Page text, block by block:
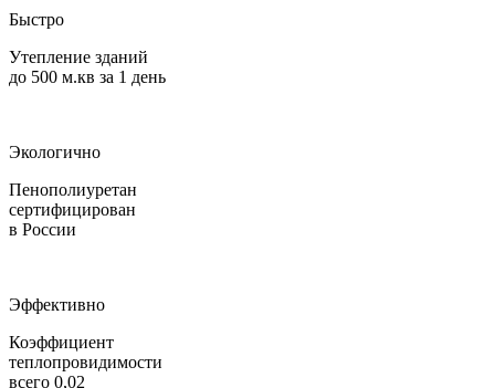
Быстро
Утепление зданий
до 500 м.кв за 1 день
Экологично
Пенополиуретан
сертифицирован
в России
Эффективно
Коэффициент
теплопровидимости
всего 0,02